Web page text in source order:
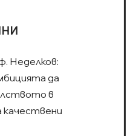
Неделков:
да
в
качествени